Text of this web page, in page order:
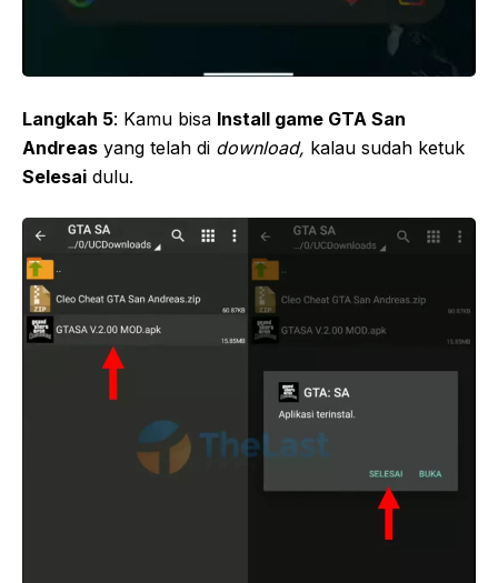
Langkah 5: Kamu bisa Install game GTA San
Andreas yang telah di download, kalau sudah ketuk
Selesai dulu.